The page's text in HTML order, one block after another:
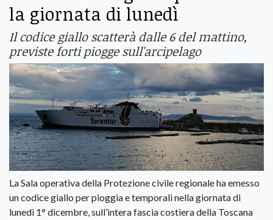
la giornata di lunedì
Il codice giallo scatterà dalle 6 del mattino,
previste forti piogge sull'arcipelago
La Sala operativa della Protezione civile regionale ha emesso
un codice giallo per pioggia e temporali nella giornata di
lunedì 1° dicembre, sull’intera fascia costiera della Toscana